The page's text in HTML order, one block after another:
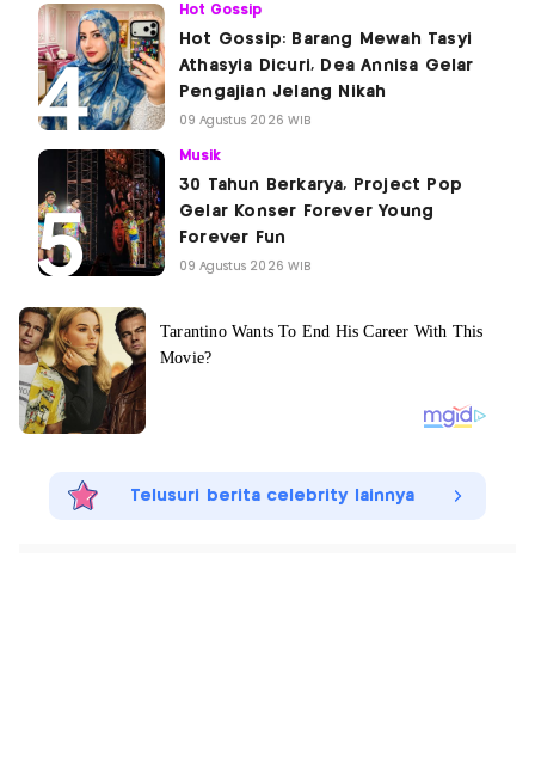
Hot Gossip
Hot Gossip: Barang Mewah Tasyi
Athasyia Dicuri, Dea Annisa Gelar
Pengajian Jelang Nikah
09 Agustus 2026 WIB
Musik
30 Tahun Berkarya, Project Pop
Gelar Konser Forever Young
Forever Fun
09 Agustus 2026 WIB
Telusuri berita celebrity lainnya